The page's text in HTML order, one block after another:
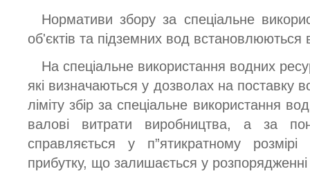
Нормативи збору за спеціальне
об'єктів та підземних вод встановлюються
На спеціальне використання водних
які визначаються у дозволах на поставку
ліміту збір за спеціальне використання
валові витрати виробництва, а за
справляється у п”ятикратному
прибутку, що залишається у